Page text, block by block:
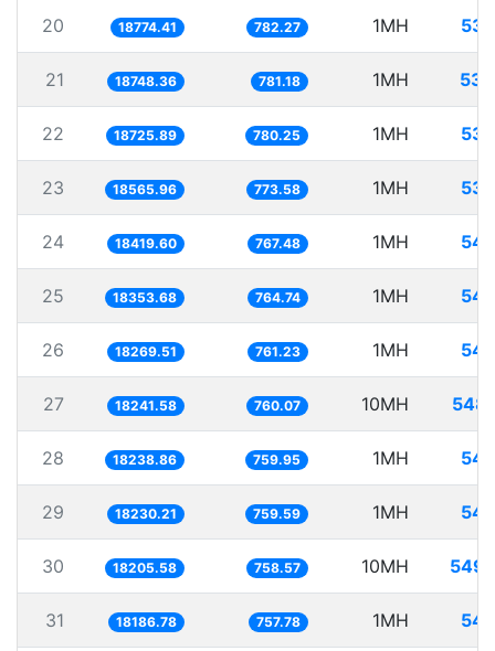
20 18774.41 782.27 1MH
21 18748.36 781.18 1MH
22 18725.89 780.25 1MH
23 18565.96 773.58 1MH
24 18419.60 767.48 1MH
25 18353.68 764.74 1MH
26 18269.51 761.23 1MH
27 18241.58 760.07 10MH
28 18238.86 759.95 1MH
29 18230.21 759.59 1MH
30 18205.58 758.57 10MH
31 18186.78 757.78 1MH